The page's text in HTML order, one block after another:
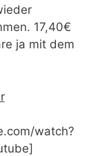
17,40€
ja mit dem
watch?